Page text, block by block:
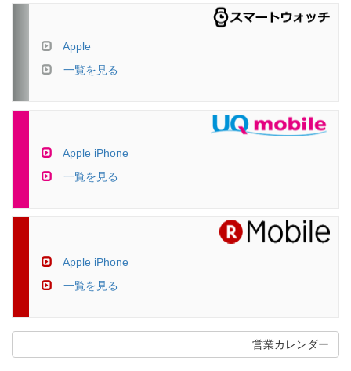
Apple
一覧を見る
Apple iPhone
一覧を見る
Apple iPhone
一覧を見る
営業カレンダー